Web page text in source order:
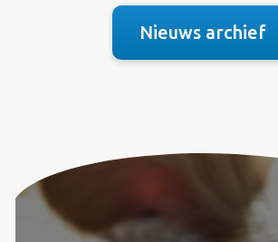
Nieuws archief